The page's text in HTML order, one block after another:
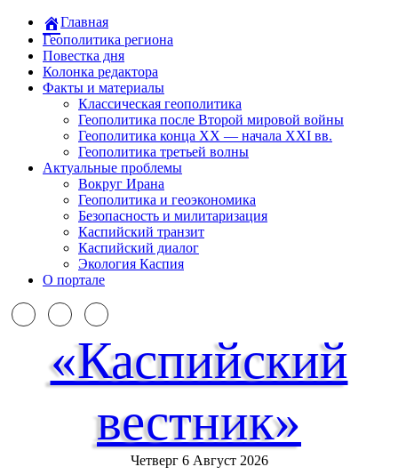
Главная
Геополитика региона
Повестка дня
Колонка редактора
Факты и материалы
Классическая геополитика
Геополитика после Второй мировой войны
Геополитика конца XX — начала XXI вв.
Геополитика третьей волны
Актуальные проблемы
Вокруг Ирана
Геополитика и геоэкономика
Безопасность и милитаризация
Каспийский транзит
Каспийский диалог
Экология Каспия
О портале
«Каспийский
вестник»
Четверг 6 Август 2026